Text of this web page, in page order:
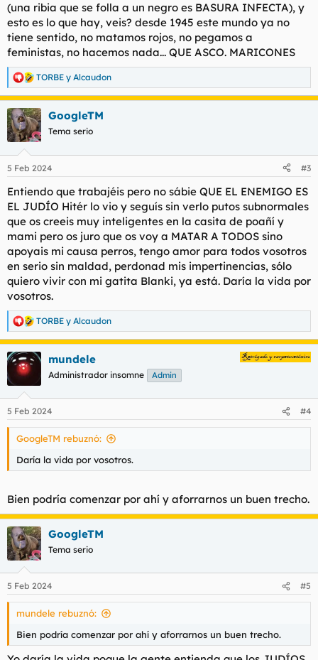
(una ribia que se folla a un negro es BASURA INFECTA), y
esto es lo que hay, veis? desde 1945 este mundo ya no
tiene sentido, no matamos rojos, no pegamos a
feministas, no hacemos nada... QUE ASCO. MARICONES
R
e
a
c
c
i
e
:
TORBE y Alcaudon
GoogleTM
Tema serio
5 Feb 2024 #3
Entiendo que trabajéis pero no sábie QUE EL ENEMIGO ES
EL JUDÍO Hitér lo vio y seguís sin verlo putos subnormales
que os creeis muy inteligentes en la casita de poañí y
mami pero os juro que os voy a MATAR A TODOS sino
apoyais mi causa perros, tengo amor para todos vosotros
en serio sin maldad, perdonad mis impertinencias, sólo
quiero vivir con mi gatita Blanki, ya está. Daría la vida por
vosotros.
R
e
a
c
i
e
s
TORBE y Alcaudon
mundele
Administrador insomne Admin
5 Feb 2024 #4
GoogleTM rebuznó:
Daría la vida por vosotros.
Bien podría comenzar por ahí y aforrarnos un buen trecho.
GoogleTM
Tema serio
5 Feb 2024 #5
mundele rebuznó:
Bien podría comenzar por ahí y aforrarnos un buen trecho.